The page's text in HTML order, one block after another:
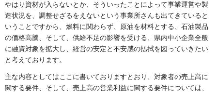
やはり資材が入らないとか、そういったことによって事業運営や製
造状況を、調整せざるをえないという事業所さんも出てきていると
いうことですから、燃料に関わらず、原油を材料とする、石油製品
の価格高騰、そして、供給不足の影響を受ける、県内中小企業全般
に融資対象を拡大し、経営の安定と不安感の払拭を図っていきたい
と考えております。
主な内容としてはここに書いておりますとおり、対象者の売上高に
関する要件、そして、売上高の営業利益に関する要件については、